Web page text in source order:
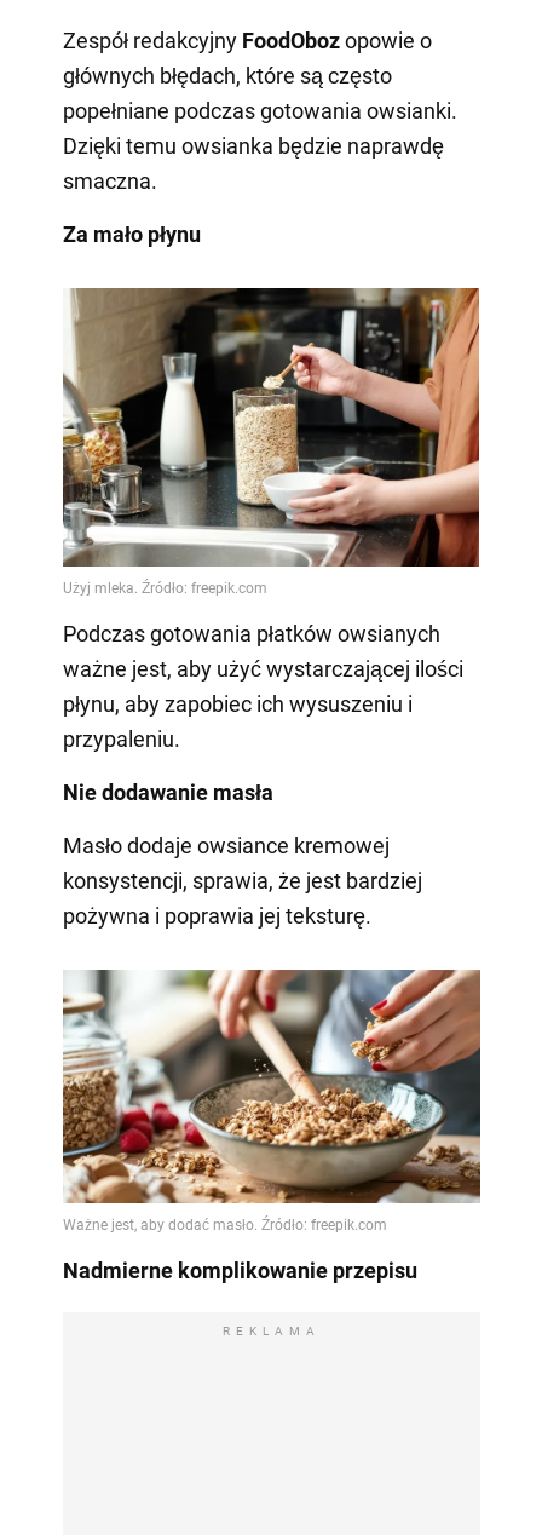
Zespół redakcyjny FoodObozopowie o
głównych błędach, które są często
popełniane podczas gotowania owsianki.
Dzięki temu owsianka będzie naprawdę
smaczna.
Za mało płynu
Podczas gotowania płatków owsianych
ważne jest, aby użyć wystarczającej ilości
płynu, aby zapobiec ich wysuszeniu i
przypaleniu.
Nie dodawanie masła
Masło dodaje owsiance kremowej
konsystencji, sprawia, że jest bardziej
pożywna i poprawia jej teksturę.
Nadmierne komplikowanie przepisu
REKLAMA